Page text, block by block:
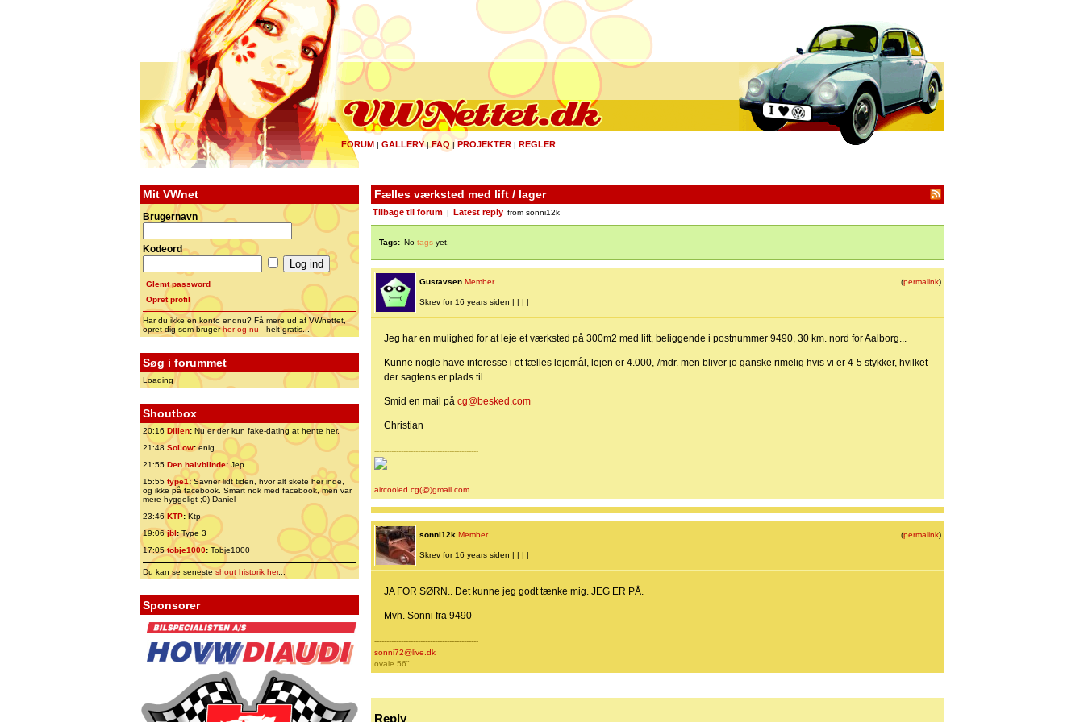
FORUM | GALLERY|FAQ | PROJEKTER | REGLER
Mit VWnet
Brugernavn
Kodeord
Glemt password
Opret profil
Har du ikke en konto endnu? Få mere ud af VWnettet,
opret dig som brugerher og nu - helt gratis...
Søg i forummet
Loading
Shoutbox
20:16 Dillen: Nu er der kun fake-dating at hente her.
21:48 SoLow:enig..
21:55 Den halvblinde:Jep.....
15:55 type1:Savner lidt tiden, hvor alt skete her inde,
og ikke på facebook. Smart nok med facebook, men var
mere hyggeligt ;0) Daniel
23:46 KTP:Ktp
19:06jbl:Type 3
17:05tobje1000: Tobje1000
Du kan se senesteshout historik her...
Sponsorer
Fælles værksted med lift / lager
Tilbage til forum Latest reply from sonni12k
Tags: No tags yet.
(permalink)
Gustavsen Member
Skrev for 16 years siden | | | |
Jeg har en mulighed for at leje et værksted på 300m2 med lift, beliggende i postnummer 9490, 30 km. nord for Aalborg...
Kunne nogle have interesse i et fælles lejemål, lejen er 4.000,-/mdr. men bliver jo ganske rimelig hvis vi er 4-5 stykker, hvilket
der sagtens er plads til...
Smid en mail på cg@besked.com
Christian
-------------------------------------------
aircooled.cg(@)gmail.com
(permalink)
sonni12k Member
Skrev for 16 years siden | | | |
JA FOR SØRN.. Det kunne jeg godt tænke mig. JEG ER PÅ.
Mvh. Sonni fra 9490
-------------------------------------------
sonni72@live.dk
ovale 56"
Reply